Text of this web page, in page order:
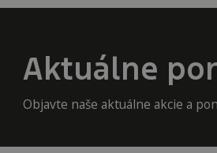
Aktuálne
Objavte naše aktuálne akcie a